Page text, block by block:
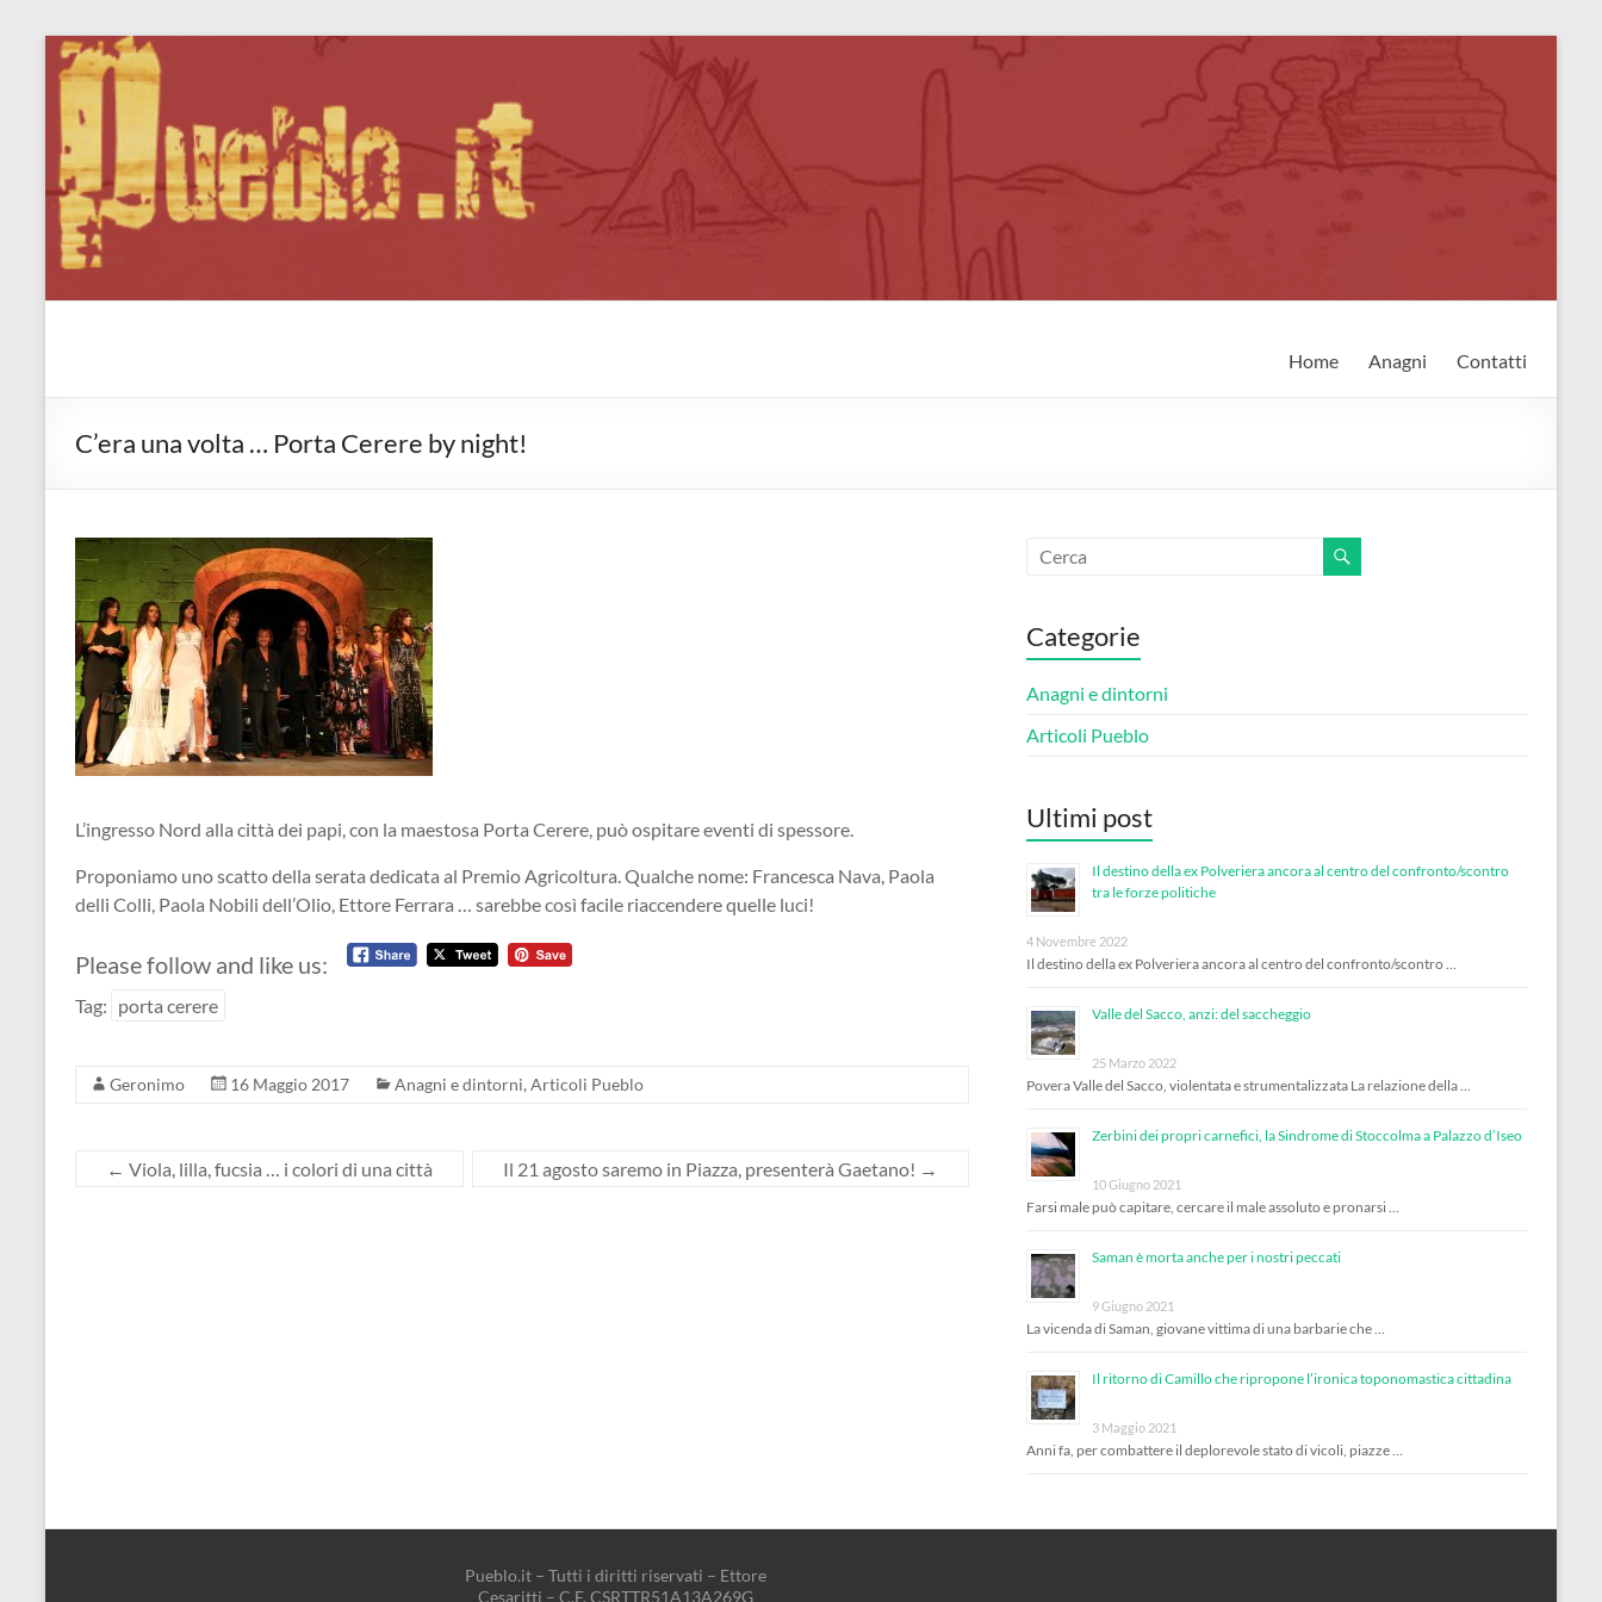
Salta
Home Anagni Contatti
C’era una volta … Porta Cerere by night!
L’ingresso Nord alla città dei papi, con la maestosa Porta Cerere, può ospitare eventi di spessore.
Proponiamo uno scatto della serata dedicata al Premio Agricoltura. Qualche nome: Francesca Nava, Paola
delli Colli, Paola Nobili dell’Olio, Ettore Ferrara … sarebbe così facile riaccendere quelle luci!
Please follow and like us:
Tag: porta cerere
Geronimo 16 Maggio 2017 Anagni e dintorni, Articoli Pueblo
← Viola, lilla, fucsia … i colori di una città Il 21 agosto saremo in Piazza, presenterà Gaetano! →
Categorie
Anagni e dintorni
Articoli Pueblo
Ultimi post
Il destino della ex Polveriera ancora al centro del confronto/scontro
tra le forze politiche
4 Novembre 2022
Il destino della ex Polveriera ancora al centro del confronto/scontro …
Valle del Sacco, anzi: del saccheggio
25 Marzo 2022
Povera Valle del Sacco, violentata e strumentalizzata La relazione della …
Zerbini dei propri carnefici, la Sindrome di Stoccolma a Palazzo d’Iseo
10 Giugno 2021
Farsi male può capitare, cercare il male assoluto e pronarsi …
Saman è morta anche per i nostri peccati
9 Giugno 2021
La vicenda di Saman, giovane vittima di una barbarie che …
Il ritorno di Camillo che ripropone l’ironica toponomastica cittadina
3 Maggio 2021
Anni fa, per combattere il deplorevole stato di vicoli, piazze …
Pueblo.it – Tutti i diritti riservati – Ettore
Cesaritti – C.F. CSRTTR51A13A269G